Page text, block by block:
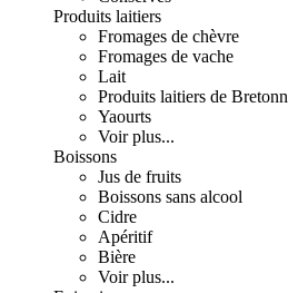
Produits laitiers
Fromages de chèvre
Fromages de vache
Lait
Produits laitiers de
Yaourts
Voir plus...
Boissons
Jus de fruits
Boissons sans alcool
Cidre
Apéritif
Bière
Voir plus...